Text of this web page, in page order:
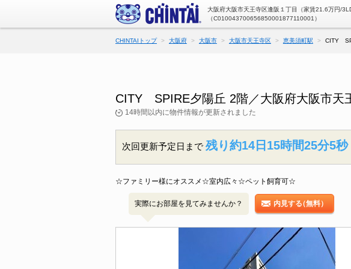
大阪府大阪市天王寺区逢阪１丁目（家賃21.6万円/
（C010043700656850001877110001）
CHINTAIトップ 大阪府 大阪市 大阪市天王寺区 恵美須町駅 CITY
CITY SPIRE夕陽丘 2階／大阪府大阪市天
14時間以内に物件情報が更新されました
次回更新予定日まで 残り約14日15時間25分4秒
☆ファミリー様にオススメ☆室内広々☆ペット飼育可☆
実際にお部屋を見てみませんか？ 内見する（無料）